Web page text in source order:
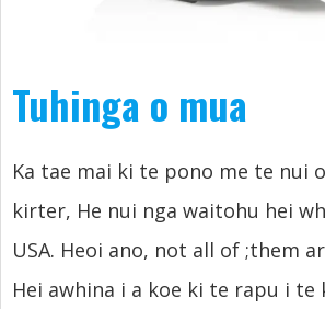
Tuhinga o mua
Ka tae mai ki te pono me te nui
kirter, He nui nga waitohu hei
USA. Heoi ano, not all of ;them
Hei awhina i a koe ki te rapu i